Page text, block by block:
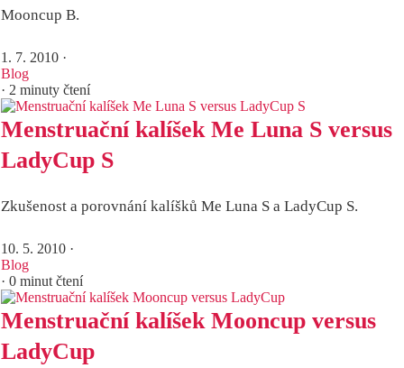
Mooncup B.
1. 7. 2010 ·
Blog
· 2 minuty čtení
Menstruační kalíšek Me Luna S versus
LadyCup S
Zkušenost a porovnání kalíšků Me Luna S a LadyCup S.
10. 5. 2010 ·
Blog
· 0 minut čtení
Menstruační kalíšek Mooncup versus
LadyCup